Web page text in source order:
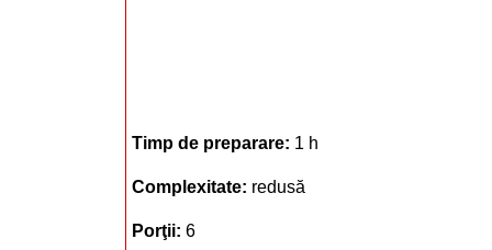
Timp de preparare: 1 h
Complexitate: redusă
Porţii: 6